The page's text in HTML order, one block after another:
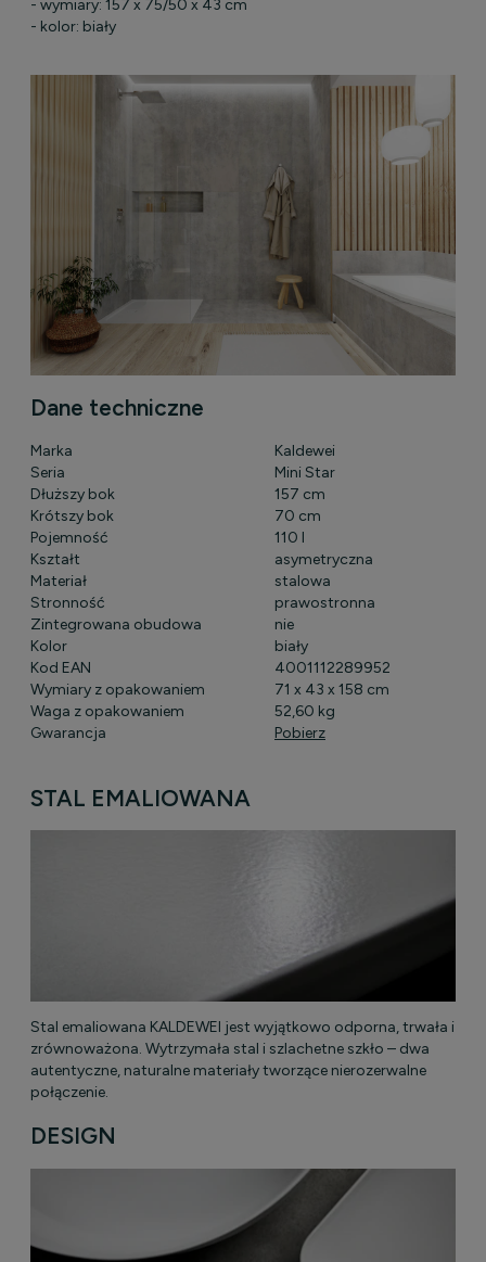
- wymiary: 157 x 75/50 x 43 cm
- kolor: biały
Dane techniczne
Marka
Kaldewei
Seria
Mini Star
Dłuższy bok
157 cm
Krótszy bok
70 cm
Pojemność
110 l
Kształt
asymetryczna
Materiał
stalowa
Stronność
prawostronna
Zintegrowana obudowa
nie
Kolor
biały
Kod EAN
4001112289952
Wymiary z opakowaniem
71 x 43 x 158 cm
Waga z opakowaniem
52,60 kg
Gwarancja
Pobierz
STAL EMALIOWANA
Stal emaliowana KALDEWEI jest wyjątkowo odporna, trwała i
zrównoważona. Wytrzymała stal i szlachetne szkło – dwa
autentyczne, naturalne materiały tworzące nierozerwalne
połączenie.
DESIGN